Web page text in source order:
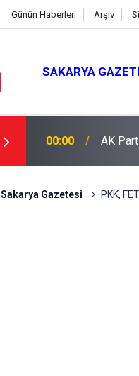
Günün Haberleri Arşiv
SAKARYA
16:04 Saman
Sakarya Gazetesi PKK,